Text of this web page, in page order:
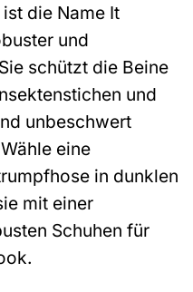
die Name It
und
schützt die Beine
und
unbeschwert
eine
in dunklen
mit einer
Schuhen für